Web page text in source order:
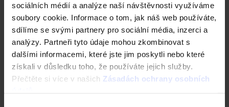
sociálních médií a analýze naší návštěvnosti využíváme
soubory cookie. Informace o tom, jak náš web používáte,
sdílíme se svými partnery pro sociální média, inzerci a
analýzy. Partneři tyto údaje mohou zkombinovat s
dalšími informacemi, které jste jim poskytli nebo které
získali v důsledku toho, že používáte jejich služby.
Přečtěte si více v našich Zásadách ochrany osobních
Fasáda Terca
Ceník Terca
Kalkulace fasády